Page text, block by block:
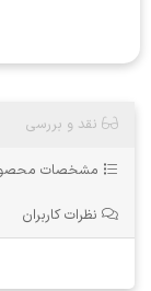
نقد و بررسی
مشخصات
نظرات کاربران